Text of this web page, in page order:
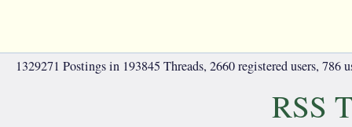
1329271 Postings in 193845 Threads, 2660 registered users, 786
RSS